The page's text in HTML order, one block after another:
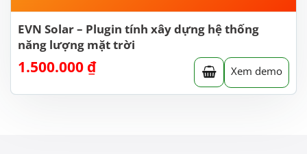
EVN Solar – Plugin tính xây dựng hệ thống
năng lượng mặt trời
1.500.000 ₫ Xem demo